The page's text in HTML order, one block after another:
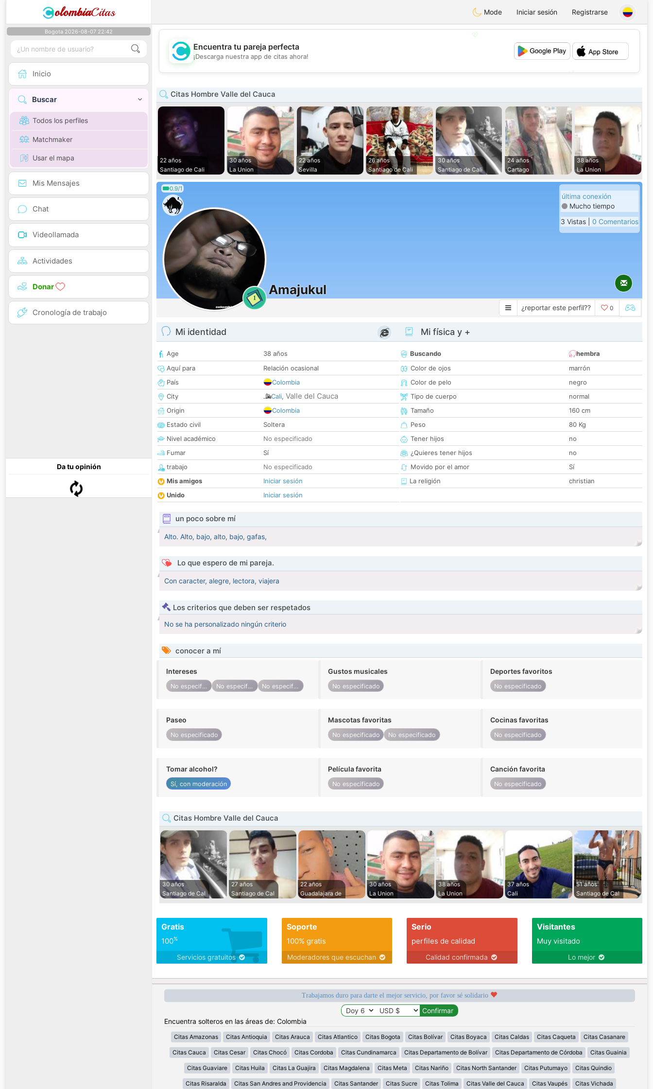
olombiaCitas Mode Iniciar sesión Registrarse
Bogota 2026-08-07 22:42
Inicio
Buscar
Todos los perfiles
Matchmaker
Usar el mapa
Mis Mensajes
Chat
Videollamada
Actividades
Donar
Cronología de trabajo
Da tu opinión
💕
Encuentra tu pareja perfecta
¡Descarga nuestra app de citas ahora!
Citas Hombre Valle del Cauca
22 años
Santiago de Cali
30 años
La Union
22 años
Sevilla
26 años
Santiago de Cali
30 años
Santiago de Cali
24 años
Cartago
38 años
La Union
0.9/1
1
Amajukul
última conexión
Mucho tiempo
3 Vistas | 0 Comentarios
¿reportar este perfil?? 0
Mi identidad
Age
38 años
Aquí para
Relación ocasional
País
Colombia
City
Cali, Valle del Cauca
Origin
Colombia
Estado civil
Soltera
Nivel académico
No especificado
Fumar
Sí
trabajo
No especificado
Mis amigos
Iniciar sesión
Unido
Iniciar sesión
Mi física y +
Buscando
hembra
Color de ojos
marrón
Color de pelo
negro
Tipo de cuerpo
normal
Tamaño
160 cm
Peso
80 Kg
Tener hijos
no
¿Quieres tener hijos
no
Movido por el amor
Sí
La religión
christian
un poco sobre mí
Alto. Alto, bajo, alto, bajo, gafas,
Lo que espero de mi pareja.
Con caracter, alegre, lectora, viajera
Los criterios que deben ser respetados
No se ha personalizado ningún criterio
conocer a mí
Intereses
No especificado No especificado No especificado
Gustos musicales
No especificado
Deportes favoritos
No especificado
Paseo
No especificado
Mascotas favoritas
No especificado No especificado
Cocinas favoritas
No especificado
Tomar alcohol?
Sí, con moderación
Película favorita
No especificado
Canción favorita
No especificado
Citas Hombre Valle del Cauca
30 años
Santiago de Cal
27 años
Santiago de Cal
22 años
Guadalajara de
30 años
La Union
38 años
La Union
37 años
Cali
51 años
Santiago de Cal
Gratis
100%
Servicios gratuitos
Soporte
100% gratis
Moderadores que escuchan
Serio
perfiles de calidad
Calidad confirmada
Visitantes
Muy visitado
Lo mejor
Trabajamos duro para darte el mejor servicio, por favor sé solidario
Encuentra solteros en las áreas de: Colombia
Citas Amazonas Citas Antioquia Citas Arauca Citas Atlantico Citas Bogota Citas Bolívar Citas Boyaca Citas Caldas Citas Caqueta Citas Casanare
Citas Cauca Citas Cesar Citas Chocó Citas Cordoba Citas Cundinamarca Citas Departamento de Bolívar Citas Departamento de Córdoba Citas Guainia
Citas Guaviare Citas Huila Citas La Guajira Citas Magdalena Citas Meta Citas Nariño Citas North Santander Citas Putumayo Citas Quindio
Citas Risaralda Citas San Andres and Providencia Citas Santander Citas Sucre Citas Tolima Citas Valle del Cauca Citas Vaupés Citas Vichada